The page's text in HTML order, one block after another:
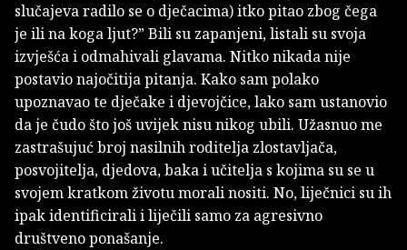
slučajeva radilo se o dječacima) itko pitao zbog čega
je ili na koga ljut?” Bili su zapanjeni, listali su svoja
izvješća i odmahivali glavama. Nitko nikada nije
postavio najočitija pitanja. Kako sam polako
upoznavao te dječake i djevojčice, lako sam ustanovio
da je čudo što još uvijek nisu nikog ubili. Užasnuo me
zastrašujuć broj nasilnih roditelja zlostavljača,
posvojitelja, djedova, baka i učitelja s kojima su se u
svojem kratkom životu morali nositi. No, liječnici su ih
ipak identificirali i liječili samo za agresivno
društveno ponašanje.